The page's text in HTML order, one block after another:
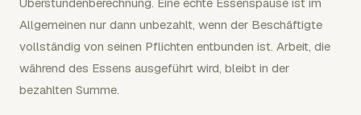
Allgemeinen nur dann unbezahlt, wenn der Beschäftigte
vollständig von seinen Pflichten entbunden ist. Arbeit, die
während des Essens ausgeführt wird, bleibt in der
bezahlten Summe.